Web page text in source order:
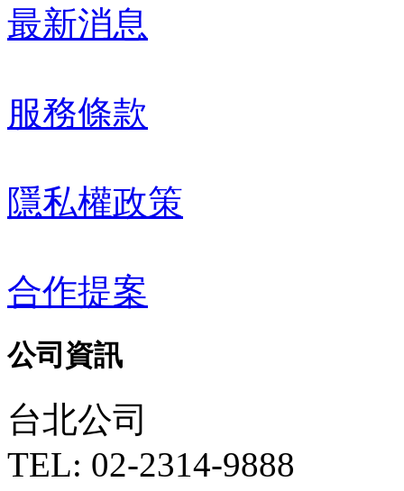
最新消息
服務條款
隱私權政策
合作提案
公司資訊
台北公司
TEL: 02-2314-9888